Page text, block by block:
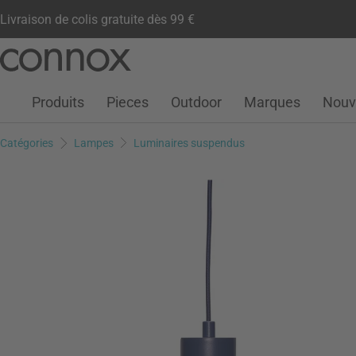
Livraison de colis gratuite dès 99 €
contenu
Compte clientListe de souhaits
Warenkorb
Produits Pieces Outdoor Marques
Catégories Lampes Luminaires suspendus